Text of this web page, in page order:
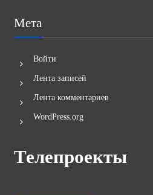
Мета
Войти
Лента записей
Лента комментариев
WordPress.org
Телепроекты